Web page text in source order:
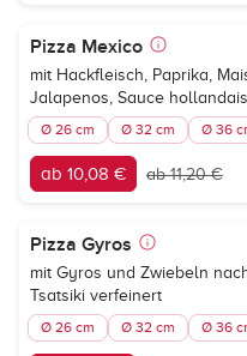
Pizza Mexico
mit Hackfleisch, Paprika,
Jalapenos, Sauce
Ø 26 cm Ø 32 cm Ø 36
ab 10,08 € ab 11,20 €
Pizza Gyros
mit Gyros und Zwiebeln
Tsatsiki verfeinert
Ø 26 cm Ø 32 cm Ø 36